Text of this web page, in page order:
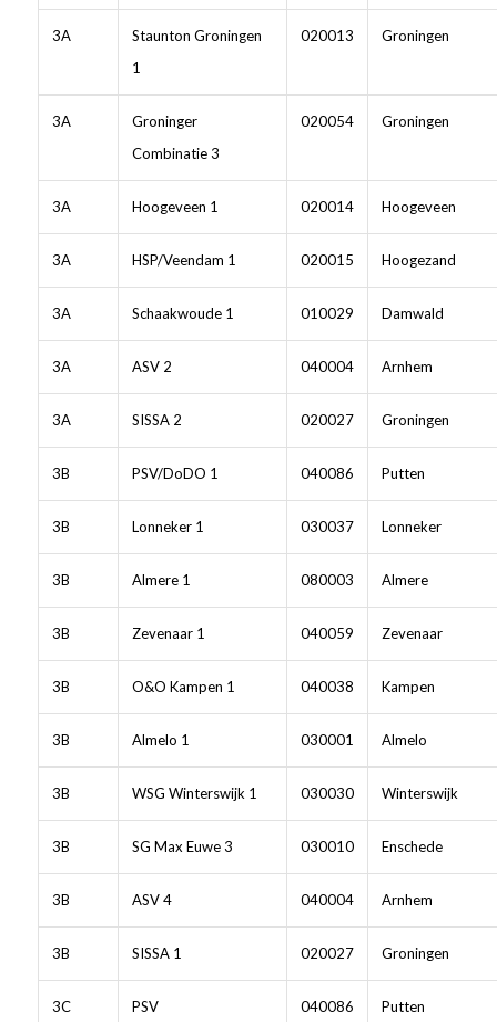
3A
Staunton Groningen
1
020013 Groningen
3A
Groninger
Combinatie 3
020054 Groningen
3A Hoogeveen 1 020014 Hoogeveen
3A HSP/Veendam 1 020015 Hoogezand
3A Schaakwoude 1 010029 Damwald
3A ASV 2 040004 Arnhem
3A SISSA 2 020027 Groningen
3B PSV/DoDO 1 040086 Putten
3B Lonneker 1 030037 Lonneker
3B Almere 1 080003 Almere
3B Zevenaar 1 040059 Zevenaar
3B O&O Kampen 1 040038 Kampen
3B Almelo 1 030001 Almelo
3B WSG Winterswijk 1 030030 Winterswijk
3B SG Max Euwe 3 030010 Enschede
3B ASV 4 040004 Arnhem
3B SISSA 1 020027 Groningen
3C
PSV
040086 Putten